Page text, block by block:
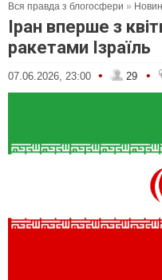
Вся правда з блогосфери »
Іран вперше з
ракетами Ізраїль
07.06.2026, 23:00 • 29 •